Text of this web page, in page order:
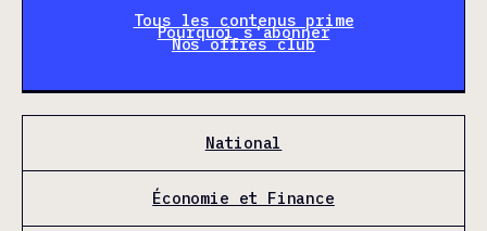
Tous les contenus prime
Pourquoi s'abonner
Nos offres club
National
Économie et Finance